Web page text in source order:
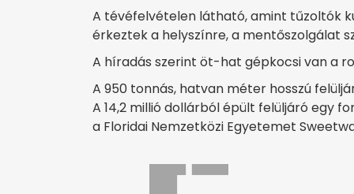
A tévéfelvételen látható, amint tűzoltók
érkeztek a helyszínre, a mentőszolgálat
A híradás szerint öt-hat gépkocsi van a
A 950 tonnás, hatvan méter hosszú
A 14,2 millió dollárból épült felüljáró egy
a Floridai Nemzetközi Egyetemet